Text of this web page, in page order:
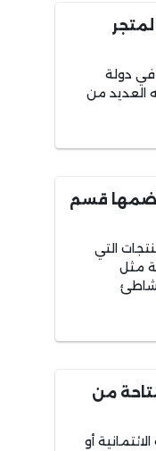
في دولة
العديد من
يضمها قسم
التي
مثل
من
أو